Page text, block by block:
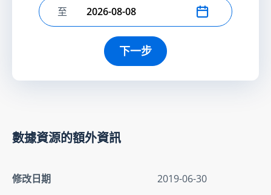
選擇結束日期
至
下一步
數據資源的額外資訊
修改日期
2019-06-30